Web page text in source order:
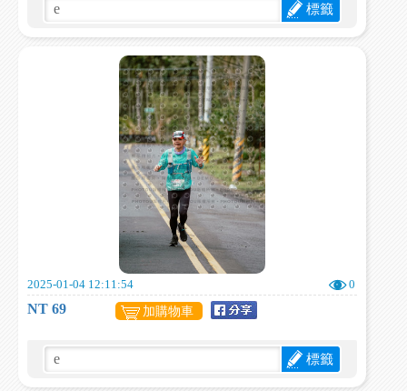
標籤
2025-01-04 12:11:54 0
NT 69 加購物車
標籤